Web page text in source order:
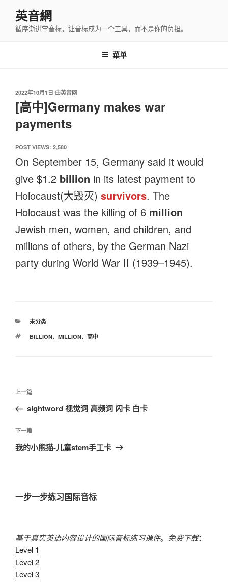
英音網
循序渐进学音标，让音标成为一个工具，而不是你的负担。
菜单
发
布
2022年10月1日 由英音网
[高中]Germany makes war
payments
POST VIEWS: 2,580
On September 15, Germany said it would
give $1.2 billion in its latest payment to
Holocaust(大毁灭) survivors. The
Holocaust was the killing of 6 million
Jewish men, women, and children, and
millions of others, by the German Nazi
party during World War II (1939–1945).
分
未分类
标
BILLION、 MILLION、 高中
文
导
航
上
一
文
章
上一篇
sightword 视觉词 高频词 闪卡 白卡
下
一
下一篇
我的小熊猫-儿童stem手工卡
一步一步练习国际音标
基于真实英语内容设计的国际音标练习课件。 免费下载：
Level 1
Level 2
Level 3